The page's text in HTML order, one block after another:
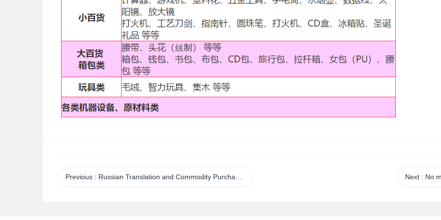
Previous : Russian Translation and Commodity Purchasing Services Next : No